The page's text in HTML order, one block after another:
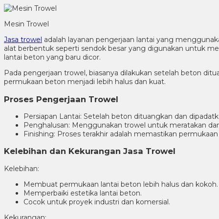
Mesin Trowel
Jasa trowel adalah layanan pengerjaan lantai yang
alat berbentuk seperti sendok besar yang digunakan untuk
lantai beton yang baru dicor.
Pada pengerjaan trowel, biasanya dilakukan setelah beton
permukaan beton menjadi lebih halus dan kuat.
Proses Pengerjaan Trowel
Persiapan Lantai: Setelah beton dituangkan dan
Penghalusan: Menggunakan trowel untuk meratakan
Finishing: Proses terakhir adalah memastikan
Kelebihan dan Kekurangan Jasa Trowel
Kelebihan:
Membuat permukaan lantai beton lebih halus dan kokoh.
Memperbaiki estetika lantai beton.
Cocok untuk proyek industri dan komersial.